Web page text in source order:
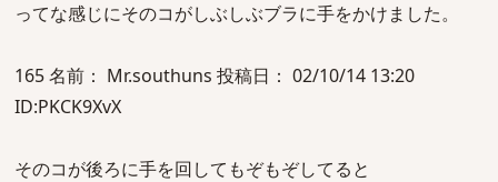
ってな感じにそのコがしぶしぶブラに手をかけました。
165 名前： Mr.southuns 投稿日： 02/10/14 13:20
ID:PKCK9XvX
そのコが後ろに手を回してもぞもぞしてると